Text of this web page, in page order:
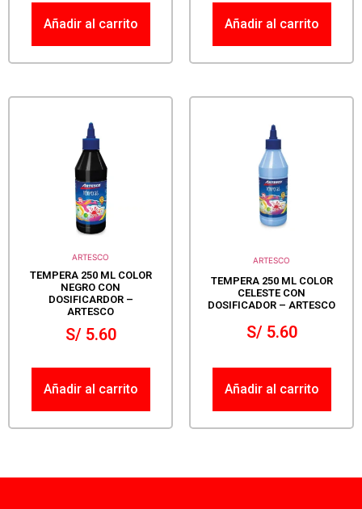
Añadir al carrito Añadir al carrito
ARTESCO
TEMPERA 250 ML COLOR
NEGRO CON
DOSIFICARDOR –
ARTESCO
S/5.60
Añadir al carrito
ARTESCO
TEMPERA 250 ML COLOR
CELESTE CON
DOSIFICADOR – ARTESCO
S/5.60
Añadir al carrito